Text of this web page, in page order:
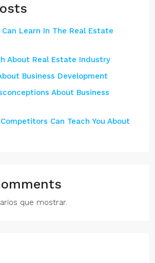
Learn In The Real Estate
About Real Estate Industry
Business Development
About Business
Can Teach You About
que mostrar.